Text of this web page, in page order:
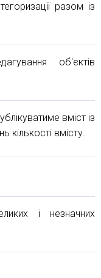
разом із
об'єктів
вміст із
кількості вмісту.
і незначних